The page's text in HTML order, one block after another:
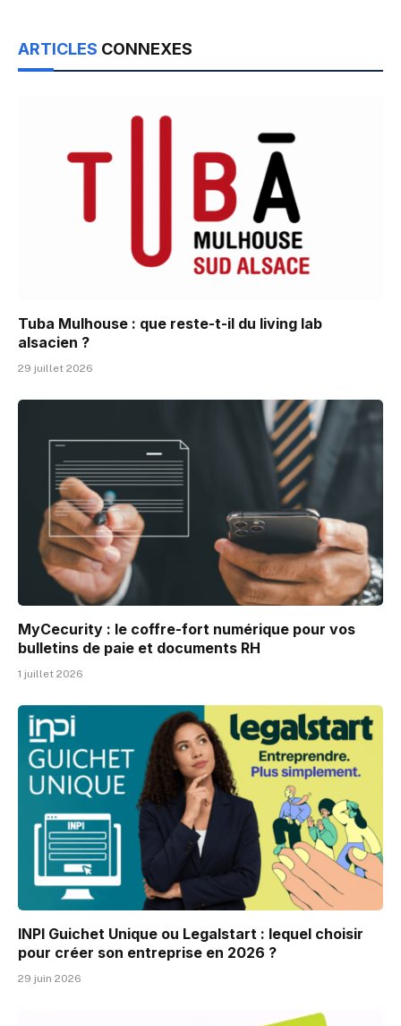
ARTICLES CONNEXES
Tuba Mulhouse : que reste-t-il du living lab
alsacien ?
29 juillet 2026
MyCecurity : le coffre-fort numérique pour vos
bulletins de paie et documents RH
1 juillet 2026
INPI Guichet Unique ou Legalstart : lequel choisir
pour créer son entreprise en 2026 ?
29 juin 2026